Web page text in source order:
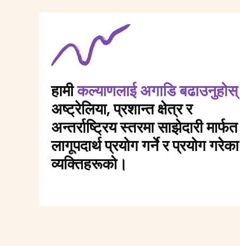
हामीकल्याणलाई अगाडि बढाउनुहोस्
अष्ट्रेलिया, प्रशान्त क्षेत्र र
अन्तर्राष्ट्रिय स्तरमा साझेदारी मार्फत
लागूपदार्थ प्रयोग गर्ने र प्रयोग गरेका
व्यक्तिहरूको।